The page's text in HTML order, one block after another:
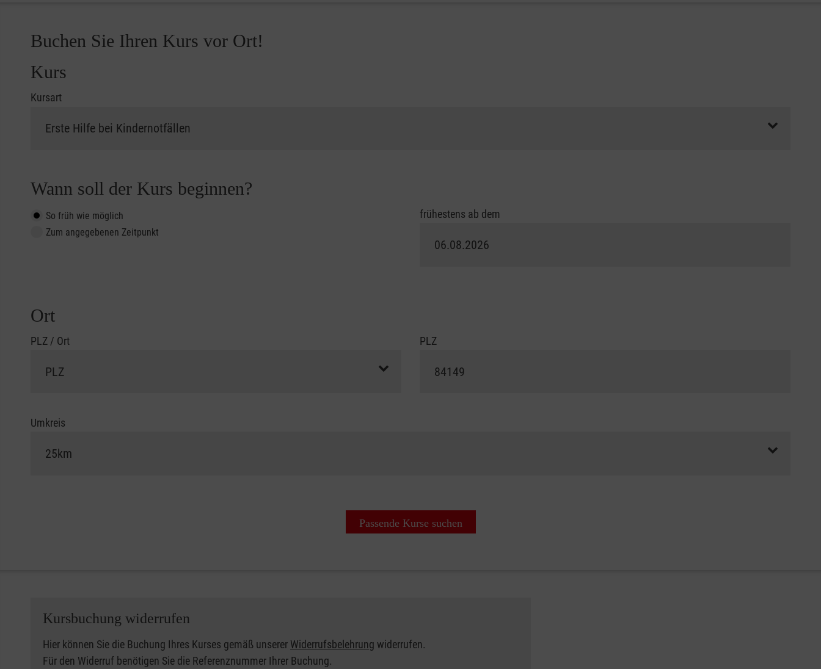
Buchen Sie Ihren Kurs vor Ort!
Kurs
Kursart
Wann soll der Kurs beginnen?
So früh wie möglich
Zum angegebenen Zeitpunkt
frühestens ab dem
Ort
PLZ / Ort PLZ
Umkreis
Passende Kurse suchen
Kursbuchung widerrufen
Hier können Sie die Buchung Ihres Kurses gemäß unserer Widerrufsbelehrung widerrufen.
Für den Widerruf benötigen Sie die Referenznummer Ihrer Buchung.